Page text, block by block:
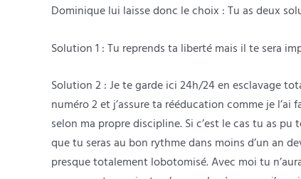
Dominique lui laisse donc le choix : Tu as deux
Solution 1 : Tu reprends ta liberté mais il te sera
Solution 2 : Je te garde ici 24h/24 en esclavage
numéro 2 et j’assure ta rééducation comme je
selon ma propre discipline. Si c’est le cas tu as
que tu seras au bon rythme dans moins d’un an
presque totalement lobotomisé. Avec moi tu